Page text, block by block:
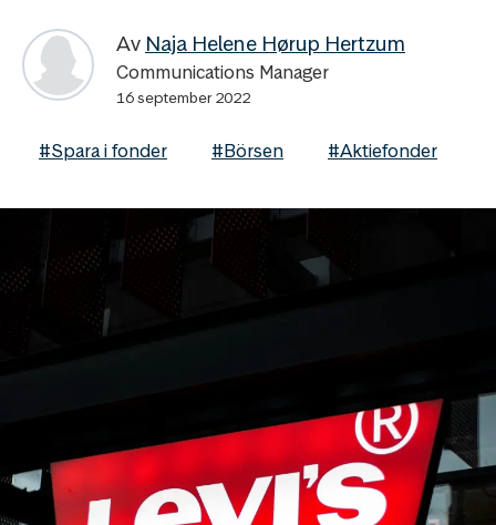
Av Naja Helene Hørup Hertzum
Communications Manager
16 september 2022
#Spara i fonder #Börsen #Aktiefonder